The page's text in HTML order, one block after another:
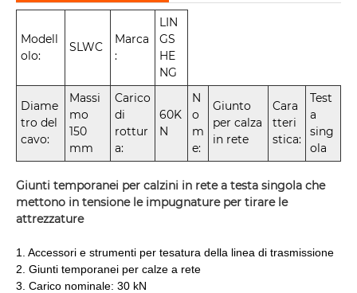
Modell
olo:
SLWC
Marca
:
LIN
GS
HE
NG
Diame
tro del
cavo:
Massi
mo
150
mm
Carico
di
rottur
a:
60K
N
N
o
m
e:
Giunto
per calza
in rete
Cara
tteri
stica:
Test
a
sing
ola
Giunti temporanei per calzini in rete a testa singola che
mettono in tensione le impugnature per tirare le
attrezzature
1. Accessori e strumenti per tesatura della linea di trasmissione
2. Giunti temporanei per calze a rete
3. Carico nominale: 30 kN